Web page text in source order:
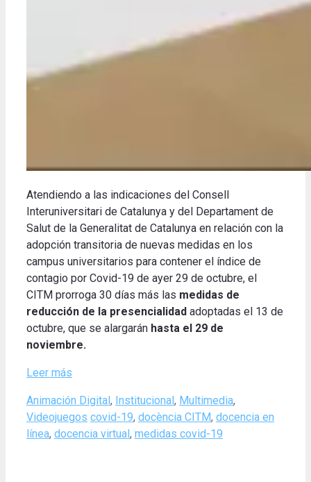
Atendiendo a las indicaciones del Consell
Interuniversitari de Catalunya y del Departament de
Salut de la Generalitat de Catalunya en relación con la
adopción transitoria de nuevas medidas en los
campus universitarios para contener el índice de
contagio por Covid-19 de ayer 29 de octubre, el
CITM prorroga 30 días más las medidas de
reducción de la presencialidad adoptadas el 13 de
octubre, que se alargarán hasta el 29 de
noviembre.
Leer más
Categories
Animación Digital, Institucional, Multimedia,
Videojuegos Tags
covid-19, docència CITM, docencia en
línea, docencia virtual, medidas covid-19